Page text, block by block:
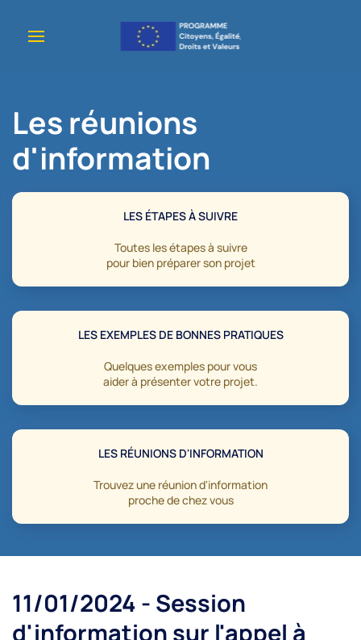
Accéder au contenu principal
Les réunions
d'information
LES ÉTAPES À SUIVRE
Toutes les étapes à suivre
pour bien préparer son projet
LES EXEMPLES DE BONNES PRATIQUES
Quelques exemples pour vous
aider à présenter votre projet.
LES RÉUNIONS D'INFORMATION
Trouvez une réunion d'information
proche de chez vous
11/01/2024 - Session
d'information sur l'appel à